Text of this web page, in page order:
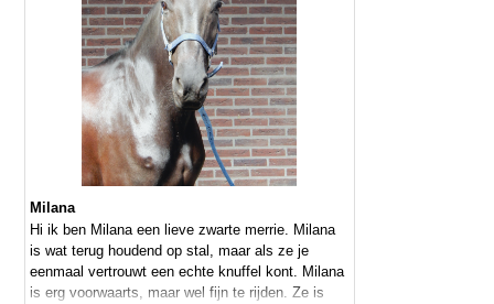
Milana
Hi ik ben Milana een lieve zwarte merrie. Milana
is wat terug houdend op stal, maar als ze je
eenmaal vertrouwt een echte knuffel kont. Milana
is erg voorwaarts, maar wel fijn te rijden. Ze is